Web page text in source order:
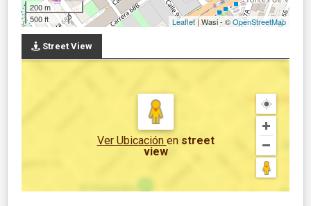
200 m
500 ft
Leaflet| Wasi - ©OpenStreetMap
Street View
Ver Ubicación en street
view